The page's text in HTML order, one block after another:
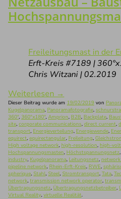
Freileitungsmast in der
Erft-Kreis #7189 |
Chris Witzani | 02.2019
Weiterlesen →
Dieser Beitrag wurde am 19/02/2019 von
Kugelpanorama, Panoramafotografie,
360°, 360°x180°, Amprion, B2B, Backplate,
site, corporate communications, direct current,
transport, Energieverteilung, Energiewende,
equirect, equirectangular, Freileitung,
High voltage network, high-resolution, high-
Hochspannungsmasten, Höchstspannungsnetz,
industry, Kugelpanorama, Leitungsnetz,
pipeline network, Rhein-Erft-Kreis, RWE,
spherique, Stahl, Steel, Stromtransport, Tata,
network, transmission network operator,
Übertragungsnetz, Übertragungsnetzbetreiber,
Virtual Reality, virtuelle Realität.